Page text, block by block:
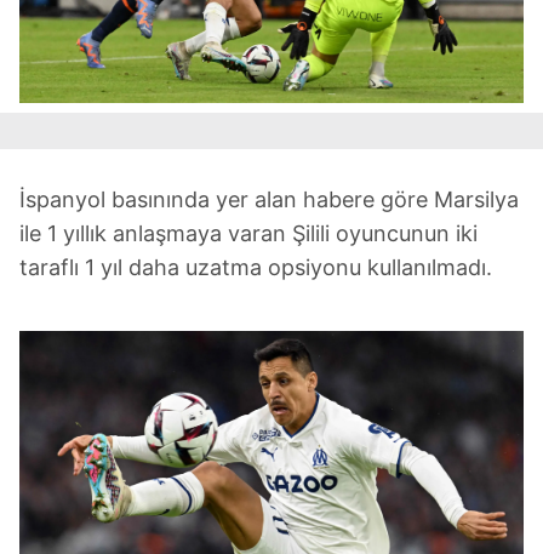
İspanyol basınında yer alan habere göre Marsilya
ile 1 yıllık anlaşmaya varan Şilili oyuncunun iki
taraflı 1 yıl daha uzatma opsiyonu kullanılmadı.